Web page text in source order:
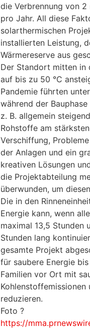
die Verbrennung von 2
pro Jahr. All diese
solarthermischen
installierten Leistung,
Wärmereserve aus
Der Standort mitten in
auf bis zu 50 °C
Pandemie führten
während der
z. B. allgemein
Rohstoffe am
Verschiffung,
der Anlagen und ein
kreativen Lösungen
die Projektabteilung
überwunden, um
Die in den
Energie kann, wenn
maximal 13,5 Stunden
Stunden lang
gesamte Projekt
für saubere Energie
Familien vor Ort mit
Kohlenstoffemissionen
reduzieren.
Foto ?
https://